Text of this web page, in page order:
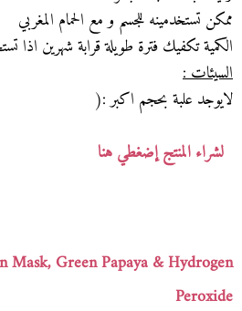
ممكن تستخدمينه للجسم و مع الحمام المغربي
الكمية تكفيك فترة طويلة قرابة شهرين اذا
السيئات :
لايوجد علبة بحجم اكبر :(
لشراء المنتج إضغطي هنا
Mask, Green Papaya & Hydrogen
Peroxide